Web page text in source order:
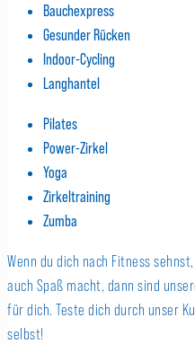
Bauchexpress
Gesunder Rücken
Indoor-Cycling
Langhantel
Pilates
Power-Zirkel
Yoga
Zirkeltraining
Zumba
Wenn du dich nach Fitness
auch Spaß macht, dann sind
für dich. Teste dich durch unser
selbst!